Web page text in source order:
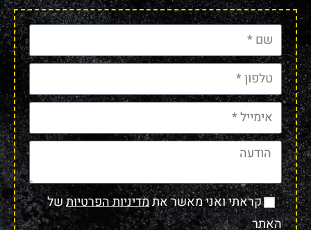
קראתי ואני מאשר אתמדיניות הפרטיותשל
האתר